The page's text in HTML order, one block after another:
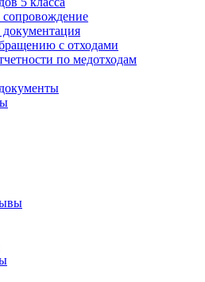
сопровождение
документация
с отходами
по медотходам